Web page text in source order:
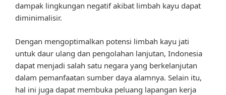
dampak lingkungan negatif akibat limbah kayu dapat
diminimalisir.
Dengan mengoptimalkan potensi limbah kayu jati
untuk daur ulang dan pengolahan lanjutan, Indonesia
dapat menjadi salah satu negara yang berkelanjutan
dalam pemanfaatan sumber daya alamnya. Selain itu,
hal ini juga dapat membuka peluang lapangan kerja